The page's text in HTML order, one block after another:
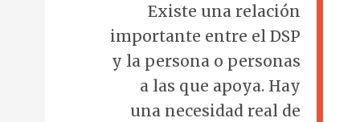
Existe una relación
importante entre el DSP
y la persona o personas
a las que apoya. Hay
una necesidad real de